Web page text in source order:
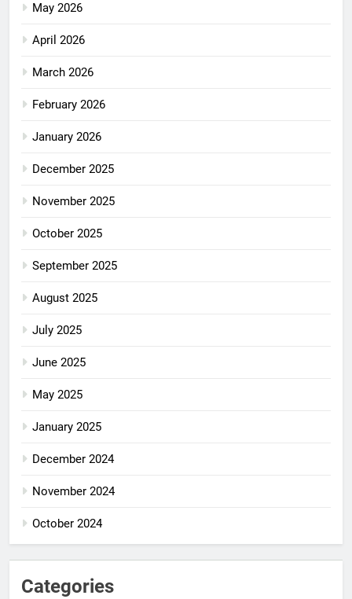
May 2026
April 2026
March 2026
February 2026
January 2026
December 2025
November 2025
October 2025
September 2025
August 2025
July 2025
June 2025
May 2025
January 2025
December 2024
November 2024
October 2024
Categories